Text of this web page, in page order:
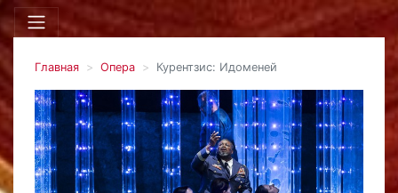
Главная Опера Курентзис: Идоменей